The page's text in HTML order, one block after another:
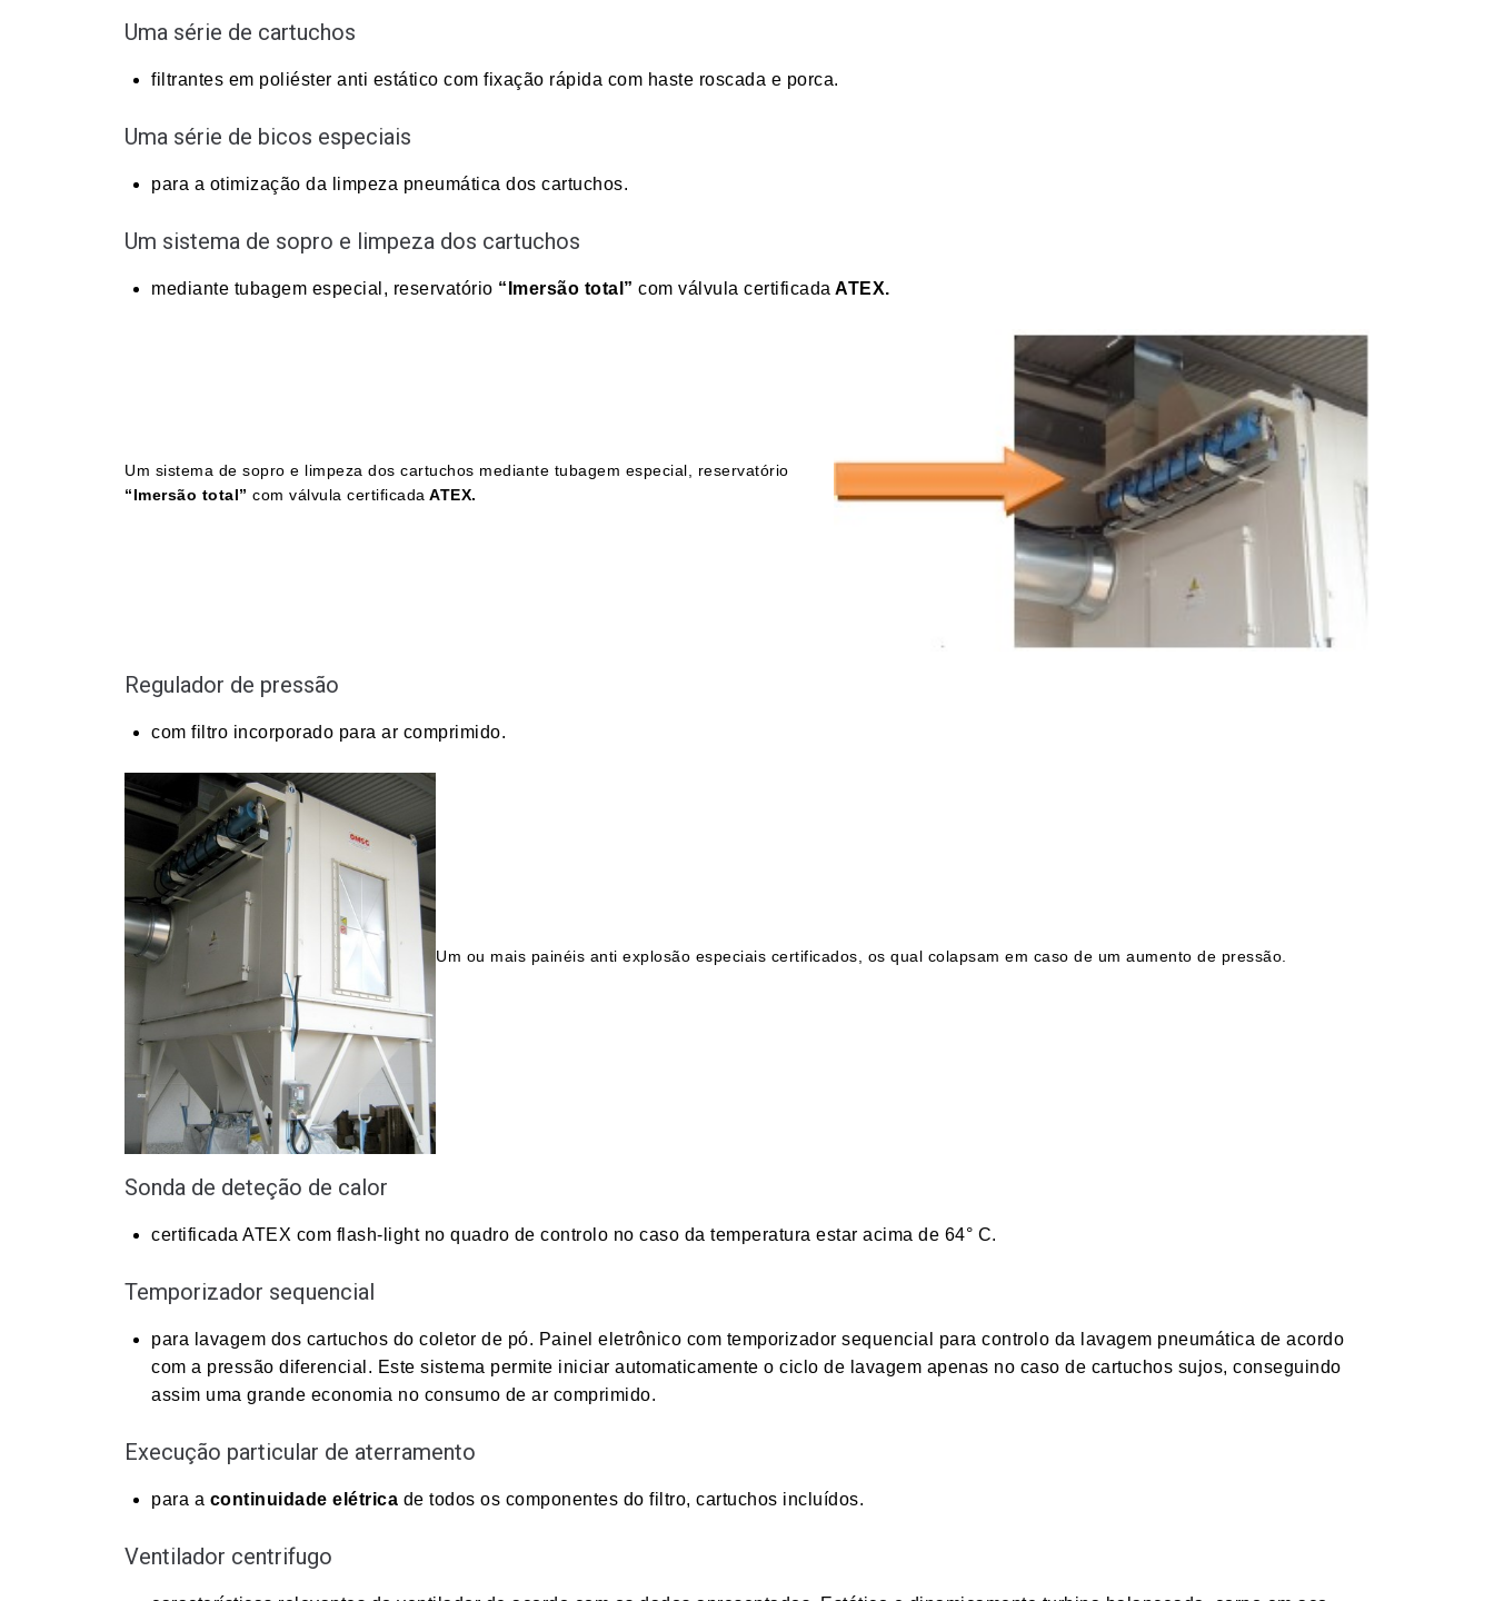
Uma série de cartuchos
filtrantes em poliéster anti estático com fixação rápida com haste roscada e porca.
Uma série de bicos especiais
para a otimização da limpeza pneumática dos cartuchos.
Um sistema de sopro e limpeza dos cartuchos
mediante tubagem especial, reservatório “Imersão total” com válvula certificada ATEX.
Um sistema de sopro e limpeza dos cartuchos mediante tubagem especial, reservatório
“Imersão total” com válvula certificada ATEX.
Regulador de pressão
com filtro incorporado para ar comprimido.
Um ou mais painéis anti explosão especiais certificados, os qual colapsam em caso de um aumento de pressão.
Sonda de deteção de calor
certificada ATEX com flash-light no quadro de controlo no caso da temperatura estar acima de 64° C.
Temporizador sequencial
para lavagem dos cartuchos do coletor de pó. Painel eletrônico com temporizador sequencial para controlo da lavagem pneumática de acordo
com a pressão diferencial. Este sistema permite iniciar automaticamente o ciclo de lavagem apenas no caso de cartuchos sujos, conseguindo
assim uma grande economia no consumo de ar comprimido.
Execução particular de aterramento
para a continuidade elétrica de todos os componentes do filtro, cartuchos incluídos.
Ventilador centrifugo